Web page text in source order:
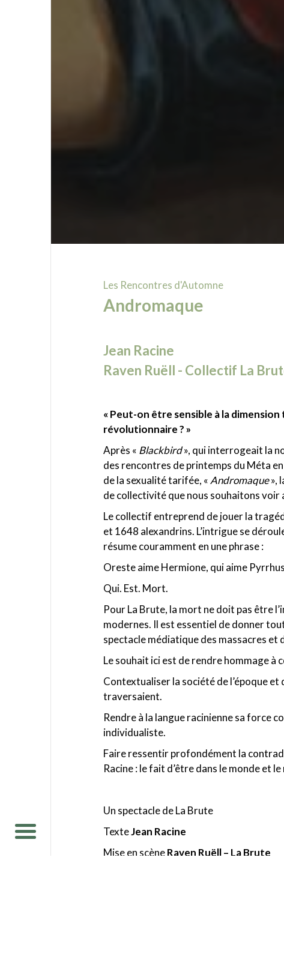
Les Rencontres d'Automne
Andromaque
Jean Racine
Raven Ruëll - Collectif La
« Peut-on être sensible à la
révolutionnaire ? »
Après « Blackbird», qui interrogeait la
des rencontres de printemps du Méta
de la sexualité tarifée, « Andromaque»,
de collectivité que nous souhaitons voir
Le collectif entreprend de jouer la
et 1648 alexandrins. L’intrigue se
résume couramment en une phrase :
Oreste aime Hermione, qui aime
Qui. Est. Mort.
Pour La Brute, la mort ne doit pas être
modernes. Il est essentiel de donner
spectacle médiatique des massacres et
Le souhait ici est de rendre hommage
Contextualiser la société de l’époque
traversaient.
Rendre à la langue racinienne sa force
individualiste.
Faire ressentir profondément la
Racine : le fait d’être dans le monde et
Un spectacle de La Brute
TexteJean Racine
Mise en scèneRaven Ruëll – La Brute